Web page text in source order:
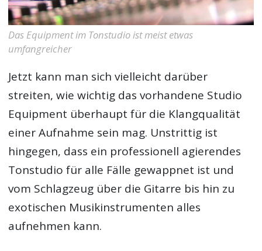
Das Equipment im Tonstudio ist meist etwas
umfangreicher
Jetzt kann man sich vielleicht darüber
streiten, wie wichtig das vorhandene Studio
Equipment überhaupt für die Klangqualität
einer Aufnahme sein mag. Unstrittig ist
hingegen, dass ein professionell agierendes
Tonstudio für alle Fälle gewappnet ist und
vom Schlagzeug über die Gitarre bis hin zu
exotischen Musikinstrumenten alles
aufnehmen kann.